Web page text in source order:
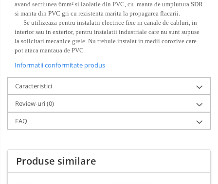
avand sectiunea 6mm² si izolatie din PVC, cu manta de umplutura SDR
si manta din PVC gri cu rezistenta marita la propagarea flacarii.
Se utilizeaza pentru instalatii electrice fixe in canale de cabluri, in
interior sau in exterior, pentru instalatii industriale care nu sunt supuse
la solicitari mecanice grele. Nu trebuie instalat in medii corozive care
pot ataca mantaua de PVC
Informatii conformitate produs
Caracteristici
Review-uri(0)
FAQ
Produse similare